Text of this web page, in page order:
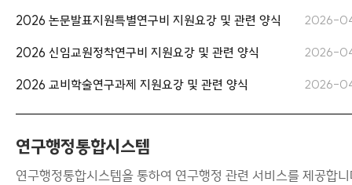
연구행정통합시스템
연구행정통합시스템을 통하여 연구행정 관련 서비스를 제공합
2026 논문발표지원특별연구비 지원요강 및 관련 양식 2026-
2026 신임교원정착연구비 지원요강 및 관련 양식 2026-
2026 교비학술연구과제 지원요강 및 관련 양식 2026-